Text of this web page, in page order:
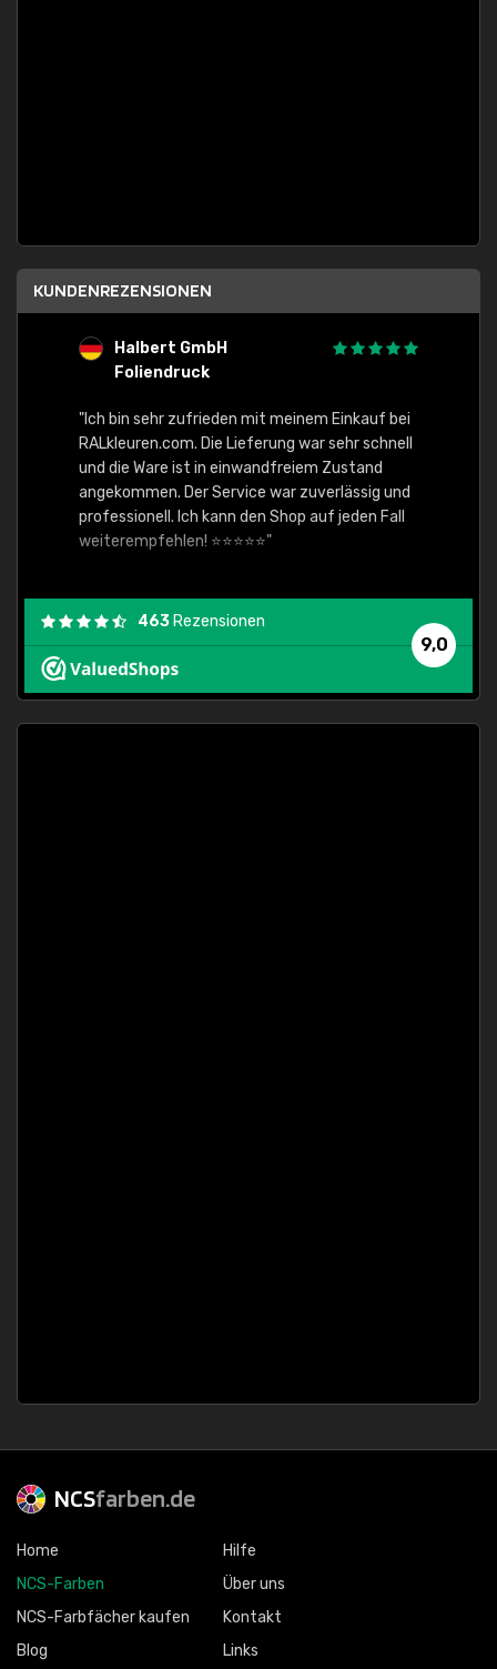
KUNDENREZENSIONEN
Halbert GmbH
Foliendruck
"Ich bin sehr zufrieden mit meinem Einkauf bei
RALkleuren.com. Die Lieferung war sehr schnell
und die Ware ist in einwandfreiem Zustand
angekommen. Der Service war zuverlässig und
professionell. Ich kann den Shop auf jeden Fall
weiterempfehlen! ⭐⭐⭐⭐⭐"
9,0
463 Rezensionen
NCSfarben.de
Home
NCS-Farben
NCS-Farbfächer kaufen
Blog
Hilfe
Über uns
Kontakt
Links